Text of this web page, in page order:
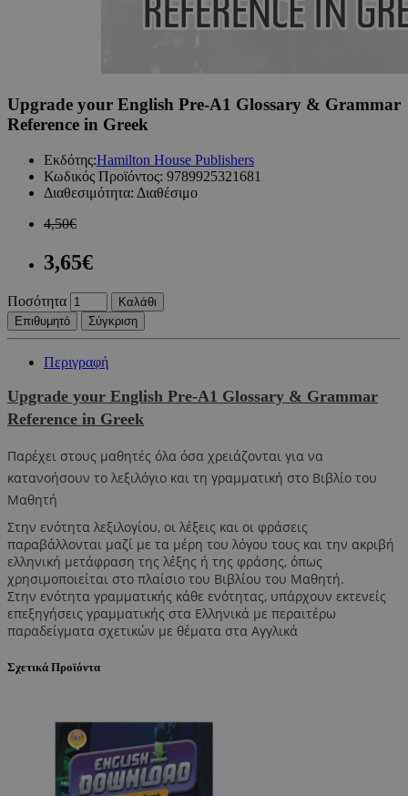
Upgrade your English Pre-A1 Glossary & Grammar
Reference in Greek
Εκδότης:Hamilton House Publishers
Κωδικός Προϊόντος: 9789925321681
Διαθεσιμότητα: Διαθέσιμο
4,50€
3,65€
Ποσότητα
Καλάθι
Επιθυμητό
Σύγκριση
Περιγραφή
Upgrade your English Pre-A1 Glossary & Grammar
Reference in Greek
Παρέχει στους μαθητές όλα όσα χρειάζονται για να
κατανοήσουν το λεξιλόγιο και τη γραμματική στο Βιβλίο του
Μαθητή
Στην ενότητα λεξιλογίου, οι λέξεις και οι φράσεις
παραβάλλονται μαζί με τα μέρη του λόγου τους και την ακριβή
ελληνική μετάφραση της λέξης ή της φράσης, όπως
χρησιμοποιείται στο πλαίσιο του Βιβλίου του Μαθητή.
Στην ενότητα γραμματικής κάθε ενότητας, υπάρχουν εκτενείς
επεξηγήσεις γραμματικής στα Ελληνικά με περαιτέρω
παραδείγματα σχετικών με θέματα στα Αγγλικά
Σχετικά Προϊόντα